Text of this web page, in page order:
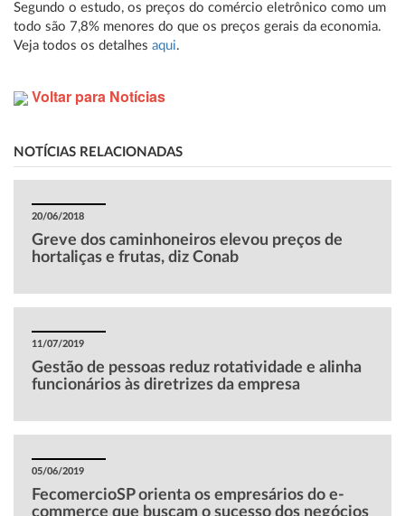
Segundo o estudo, os preços do comércio eletrônico como um
todo são 7,8% menores do que os preços gerais da economia.
Veja todos os detalhes aqui.
Voltar para Notícias
NOTÍCIAS RELACIONADAS
20/06/2018
Greve dos caminhoneiros elevou preços de
hortaliças e frutas, diz Conab
11/07/2019
Gestão de pessoas reduz rotatividade e alinha
funcionários às diretrizes da empresa
05/06/2019
FecomercioSP orienta os empresários do e-
commerce que buscam o sucesso dos negócios